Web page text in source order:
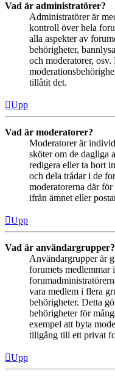
Vad är administratörer?
Administratörer är
kontroll över hela
alla aspekter av
behörigheter,
och moderatorer,
tillåtit det.
Upp
Vad är moderatorer?
Moderatorer är
sköter om de dagliga
redigera eller ta bort
och dela trådar i de
moderatorerna där
ifrån ämnet eller
Upp
Vad är användargrupper?
Användargrupper är
forumets medlemmar
vara medlem i flera
behörigheter. Detta
behörigheter för
exempel att byta
tillgång till ett privat
Upp